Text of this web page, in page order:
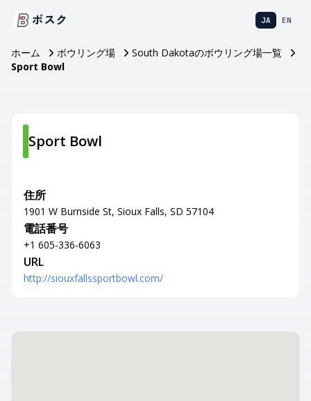
ボスク JA EN
ホーム ボウリング場
South Dakotaのボウリング場一覧
Sport Bowl
Sport Bowl
住所
1901 W Burnside St, Sioux Falls, SD 57104
電話番号
+1 605-336-6063
URL
http://siouxfallssportbowl.com/